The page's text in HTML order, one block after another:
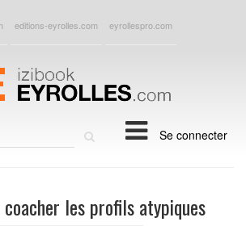
editions-eyrolles.com eyrollespro.com
Se connecter
les profils atypiques